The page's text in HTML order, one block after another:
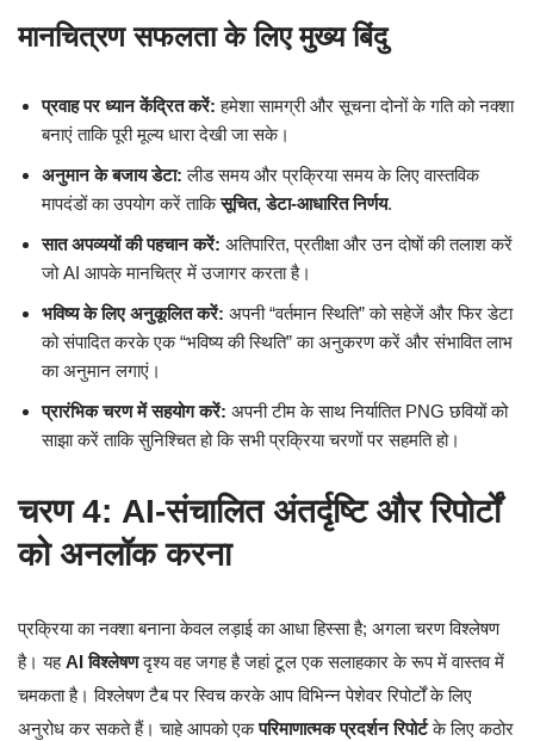
मानचित्रण सफलता के लिए मुख्य बिंदु
प्रवाह पर ध्यान केंद्रित करें: हमेशा सामग्री और सूचना दोनों के गति को नक्शा
बनाएं ताकि पूरी मूल्य धारा देखी जा सके।
अनुमान के बजाय डेटा: लीड समय और प्रक्रिया समय के लिए वास्तविक
मापदंडों का उपयोग करें ताकिसूचित, डेटा-आधारित निर्णय.
सात अपव्ययों की पहचान करें: अतिपारित, प्रतीक्षा और उन दोषों की तलाश करें
जो AI आपके मानचित्र में उजागर करता है।
भविष्य के लिए अनुकूलित करें: अपनी “वर्तमान स्थिति” को सहेजें और फिर डेटा
को संपादित करके एक “भविष्य की स्थिति” का अनुकरण करें और संभावित लाभ
का अनुमान लगाएं।
प्रारंभिक चरण में सहयोग करें: अपनी टीम के साथ निर्यातित PNG छवियों को
साझा करें ताकि सुनिश्चित हो कि सभी प्रक्रिया चरणों पर सहमति हो।
चरण 4: AI-संचालित अंतर्दृष्टि और रिपोर्टों
को अनलॉक करना
प्रक्रिया का नक्शा बनाना केवल लड़ाई का आधा हिस्सा है; अगला चरण विश्लेषण
है। यहAI विश्लेषणदृश्य वह जगह है जहां टूल एक सलाहकार के रूप में वास्तव में
चमकता है। विश्लेषण टैब पर स्विच करके आप विभिन्न पेशेवर रिपोर्टों के लिए
अनुरोध कर सकते हैं। चाहे आपको एकपरिमाणात्मक प्रदर्शन रिपोर्टके लिए कठोर